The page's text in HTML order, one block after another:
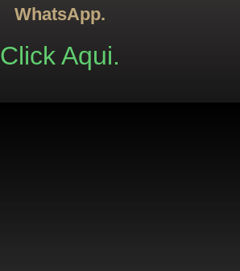
WhatsApp.
Click Aqui.